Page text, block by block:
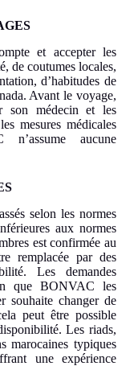
et accepter les
de coutumes locales,
d’habitudes de
Avant le voyage,
son médecin et les
mesures médicales
aucune
selon les normes
aux normes
est confirmée au
remplacée par des
Les demandes
que BONVAC les
souhaite changer de
peut être possible
Les riads,
marocaines typiques
une expérience